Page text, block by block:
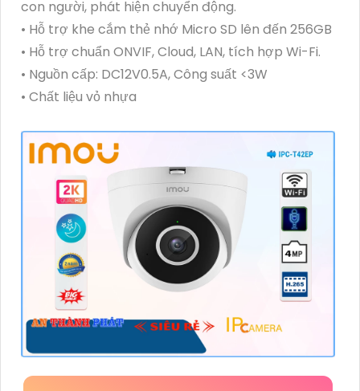
con người, phát hiện chuyển động.
• Hỗ trợ khe cắm thẻ nhớ Micro SD lên đến 256GB
• Hỗ trợ chuẩn ONVIF, Cloud, LAN, tích hợp Wi-Fi.
• Nguồn cấp: DC12V0.5A, Công suất <3W
• Chất liệu vỏ nhựa